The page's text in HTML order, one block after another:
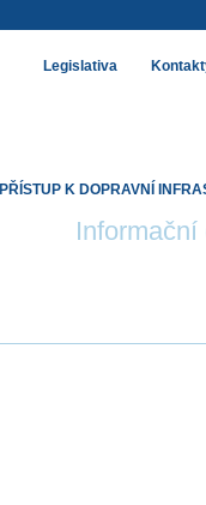
Informační
PŘÍSTUP K DOPRAVNÍ
Legislativa